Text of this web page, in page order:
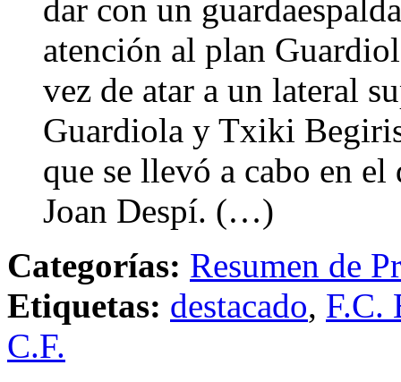
dar con un
atención al plan
vez de atar a un lateral
Guardiola y Txiki
que se llevó a cabo en
Joan Despí. (…)
Categorías: Resumen de
Etiquetas: destacado, F.C.
C.F.